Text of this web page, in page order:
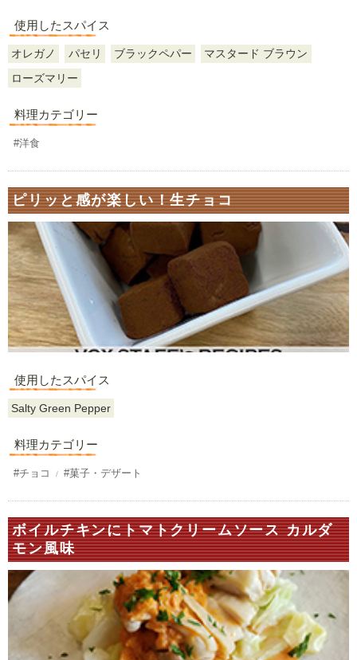
使用したスパイス
オレガノ パセリ ブラックペパー
マスタード ブラウン
ローズマリー
料理カテゴリー
#洋食
ピリッと感が楽しい！生チョコ
使用したスパイス
Salty Green Pepper
料理カテゴリー
#チョコ #菓子・デザート
ボイルチキンにトマトクリームソース カルダ
モン風味